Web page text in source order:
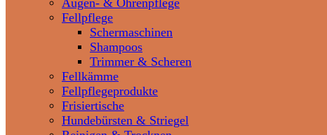
Augen- & Ohrenpflege
Fellpflege
Schermaschinen
Shampoos
Trimmer & Scheren
Fellkämme
Fellpflegeprodukte
Frisiertische
Hundebürsten & Striegel